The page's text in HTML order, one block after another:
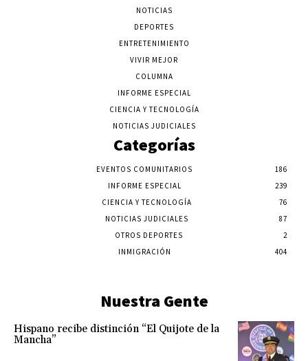
NOTICIAS
DEPORTES
ENTRETENIMIENTO
VIVIR MEJOR
COLUMNA
INFORME ESPECIAL
CIENCIA Y TECNOLOGÍA
NOTICIAS JUDICIALES
Categorías
EVENTOS COMUNITARIOS
186
INFORME ESPECIAL
239
CIENCIA Y TECNOLOGÍA
76
NOTICIAS JUDICIALES
87
OTROS DEPORTES
2
INMIGRACIÓN
404
Nuestra Gente
Hispano recibe distinción “El Quijote de la
Mancha”